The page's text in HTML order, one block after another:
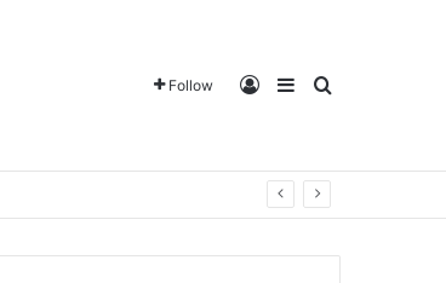
Follow Log InSidebarSearch for